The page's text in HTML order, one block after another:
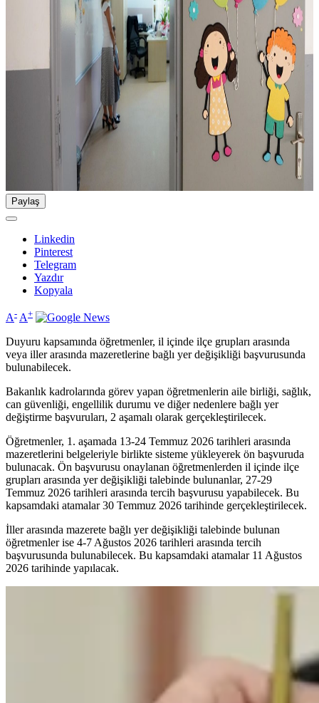
Paylaş
Linkedin
Pinterest
Telegram
Yazdır
Kopyala
A- A+
Duyuru kapsamında öğretmenler, il içinde ilçe grupları arasında
veya iller arasında mazeretlerine bağlı yer değişikliği başvurusunda
bulunabilecek.
Bakanlık kadrolarında görev yapan öğretmenlerin aile birliği, sağlık,
can güvenliği, engellilik durumu ve diğer nedenlere bağlı yer
değiştirme başvuruları, 2 aşamalı olarak gerçekleştirilecek.
Öğretmenler, 1. aşamada 13-24 Temmuz 2026 tarihleri arasında
mazeretlerini belgeleriyle birlikte sisteme yükleyerek ön başvuruda
bulunacak. Ön başvurusu onaylanan öğretmenlerden il içinde ilçe
grupları arasında yer değişikliği talebinde bulunanlar, 27-29
Temmuz 2026 tarihleri arasında tercih başvurusu yapabilecek. Bu
kapsamdaki atamalar 30 Temmuz 2026 tarihinde gerçekleştirilecek.
İller arasında mazerete bağlı yer değişikliği talebinde bulunan
öğretmenler ise 4-7 Ağustos 2026 tarihleri arasında tercih
başvurusunda bulunabilecek. Bu kapsamdaki atamalar 11 Ağustos
2026 tarihinde yapılacak.